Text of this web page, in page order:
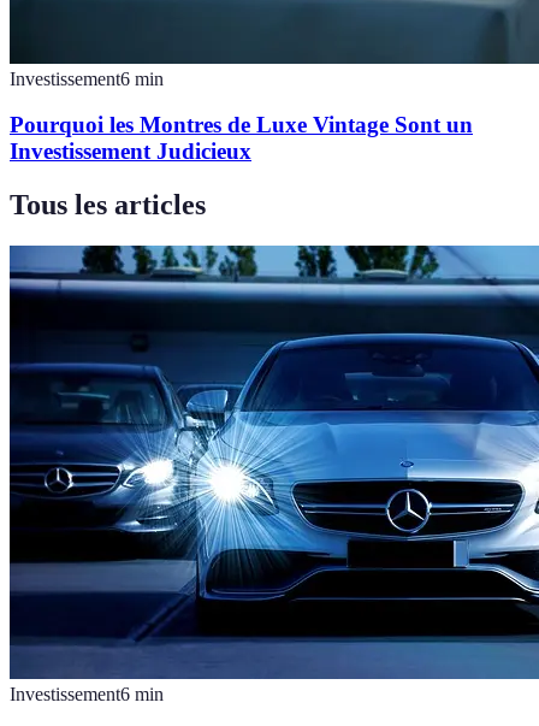
Investissement6 min
Pourquoi les Montres de Luxe Vintage Sont un
Investissement Judicieux
Tous les articles
Investissement6 min